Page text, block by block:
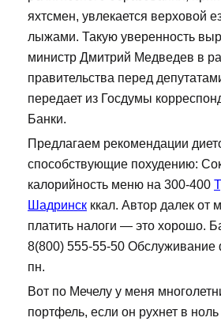
яхтсмен, увлекается верховой
лыжами. Такую уверенность
министр Дмитрий Медведев в
правительства перед
передает из Госдумы
Банки.
Предлагаем рекомендации
способствующие похудению:
калорийность меню на 300-400
Шадринск ккал. Автор далек от
платить налоги — это хорошо.
8(800) 555-55-50 Обслуживание
пн.
Вот по Мечелу у меня
портфель, если он рухнет в